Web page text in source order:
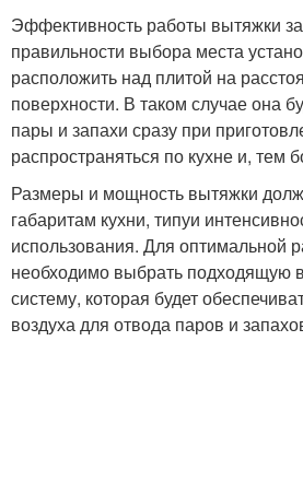
Эффективность работы вытяжки
правильности выбора места
расположить над плитой на
поверхности. В таком случае она
пары и запахи сразу при
распространяться по кухне и, тем
Размеры и мощность вытяжки
габаритам кухни, типуи
использования. Для оптимальной
необходимо выбрать подходящую
систему, которая будет
воздуха для отвода паров и